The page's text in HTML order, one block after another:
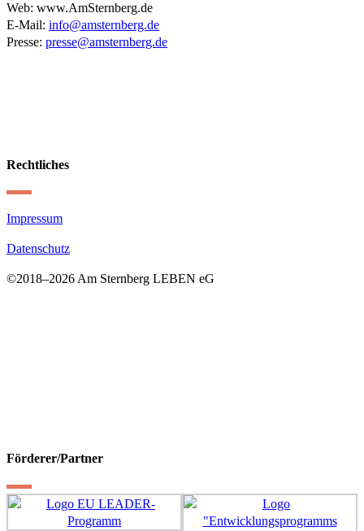
Web: www.AmSternberg.de
E-Mail: info@amsternberg.de
Presse: presse@amsternberg.de
Rechtliches
Impressum
Datenschutz
©2018–2026 Am Sternberg LEBEN eG
Förderer/Partner